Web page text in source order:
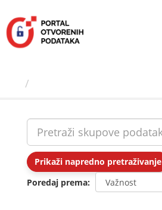
sadržaj
Prikaži napredno pretraživanje
Poredaj prema